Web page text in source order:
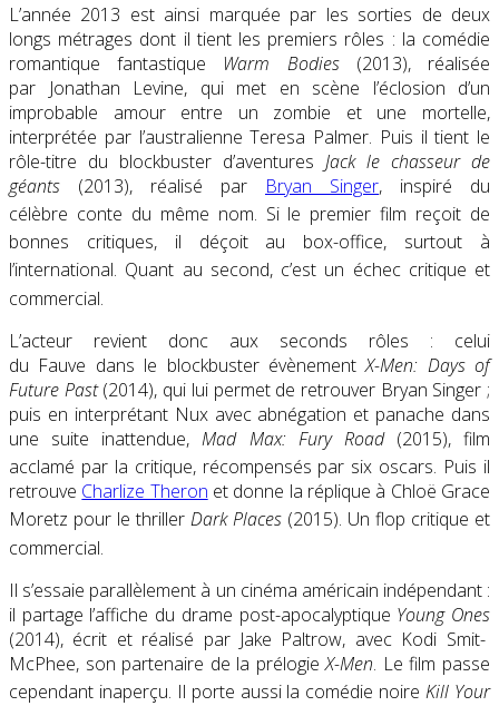
L’année 2013 est ainsi marquée par les sorties de deux
longs métrages dont il tient les premiers rôles : la comédie
romantique fantastique Warm Bodies(2013), réalisée
par Jonathan Levine, qui met en scène l’éclosion d’un
improbable amour entre un zombie et une mortelle,
interprétée par l’australienne Teresa Palmer. Puis il tient le
rôle-titre du blockbuster d’aventures Jack le chasseur de
géants (2013), réalisé par Bryan Singer, inspiré du
célèbre conte du même nom. Si le premier film reçoit de
bonnes critiques, il déçoit au box-office, surtout à
l’international. Quant au second, c’est un échec critique et
commercial.
L’acteur revient donc aux seconds rôles : celui
du Fauve dans le blockbuster évènementX-Men: Days of
Future Past(2014), qui lui permet de retrouver Bryan Singer ;
puis en interprétant Nux avec abnégation et panache dans
une suite inattendue,Mad Max: Fury Road(2015), film
acclamé par la critique, récompensés par six oscars. Puis il
retrouve Charlize Theron et donne la réplique à Chloë Grace
Moretz pour le thriller Dark Places (2015). Un flop critique et
commercial.
Il s’essaie parallèlement à un cinéma américain indépendant :
il partage l’affiche du drame post-apocalyptique Young Ones
(2014), écrit et réalisé par Jake Paltrow, avec Kodi Smit-
McPhee, son partenaire de la prélogieX-Men. Le film passe
cependant inaperçu. Il porte aussi la comédie noireKill Your